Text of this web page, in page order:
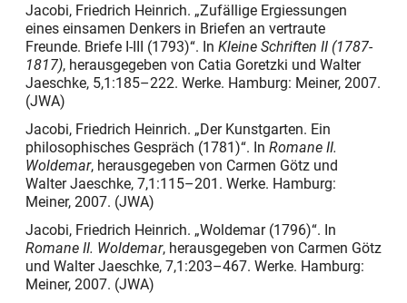
Jacobi, Friedrich Heinrich. „Zufällige Ergiessungen
eines einsamen Denkers in Briefen an vertraute
Freunde. Briefe I-III (1793)“. In Kleine Schriften II (1787-
1817), herausgegeben von Catia Goretzki und Walter
Jaeschke, 5,1:185–222. Werke. Hamburg: Meiner, 2007.
(JWA)
Jacobi, Friedrich Heinrich. „Der Kunstgarten. Ein
philosophisches Gespräch (1781)“. In Romane II.
Woldemar, herausgegeben von Carmen Götz und
Walter Jaeschke, 7,1:115–201. Werke. Hamburg:
Meiner, 2007. (JWA)
Jacobi, Friedrich Heinrich. „Woldemar (1796)“. In
Romane II. Woldemar, herausgegeben von Carmen Götz
und Walter Jaeschke, 7,1:203–467. Werke. Hamburg:
Meiner, 2007. (JWA)